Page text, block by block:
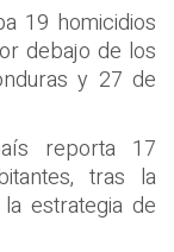
19 homicidios
debajo de los
y 27 de
reporta 17
tras la
estrategia de